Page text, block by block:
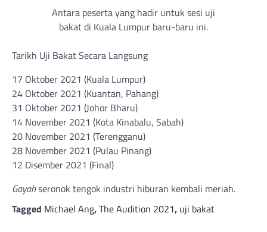
Antara peserta yang hadir untuk sesi uji
bakat di Kuala Lumpur baru-baru ini.
Tarikh Uji Bakat Secara Langsung
17 Oktober 2021 (Kuala Lumpur)
24 Oktober 2021 (Kuantan, Pahang)
31 Oktober 2021 (Johor Bharu)
14 November 2021 (Kota Kinabalu, Sabah)
20 November 2021 (Terengganu)
28 November 2021 (Pulau Pinang)
12 Disember 2021 (Final)
Gayahseronok tengok industri hiburan kembali meriah.
Tagged Michael Ang,The Audition 2021, uji bakat